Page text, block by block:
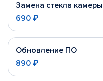
Замена стекла камеры
690 ₽
Обновление ПО
890 ₽